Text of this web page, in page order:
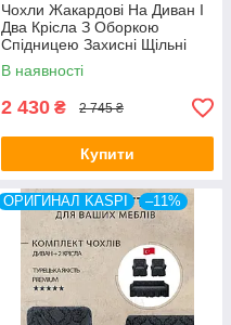
Чохли Жакардові На Диван І
Два Крісла З Оборкою
Спідницею Захисні Щільні
Kaspi Туреччина
В наявності
2 430 ₴ 2 745 ₴
Купити
ОРИГИНАЛ KASPI –11%